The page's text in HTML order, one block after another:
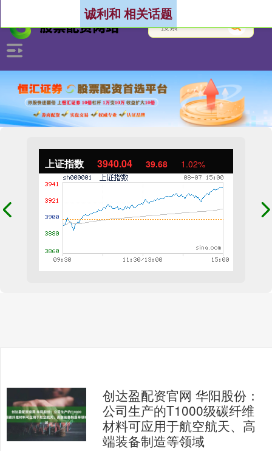
上证指数 3940.04 39.68 1.02%
诚利和 相关话题
创达盈配资官网 华阳股份：
公司生产的T1000级碳纤维
材料可应用于航空航天、高
端装备制造等领域